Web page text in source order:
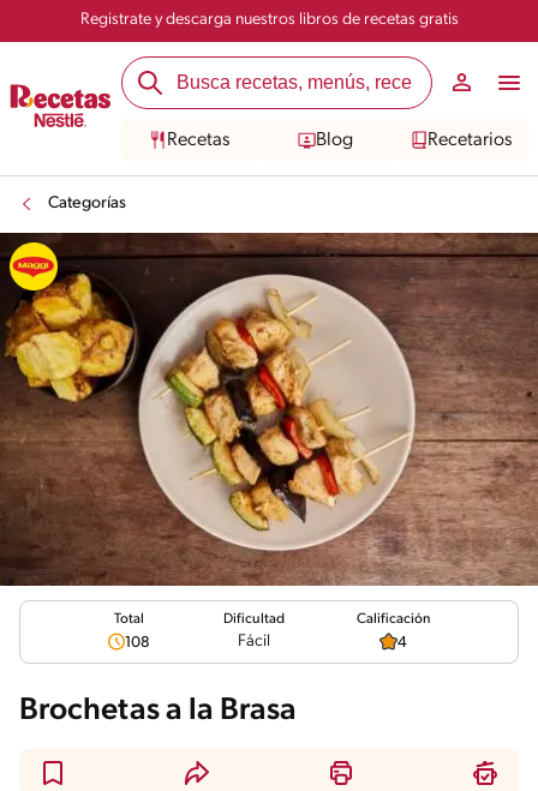
Registrate y descarga nuestros libros de recetas gratis
Recetas Blog Recetarios
Categorías
Total
108
Dificultad
Fácil
Calificación
4
Brochetas a la Brasa